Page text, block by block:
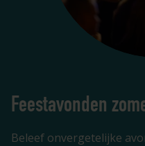
Feestavonden
Beleef onvergetelijke